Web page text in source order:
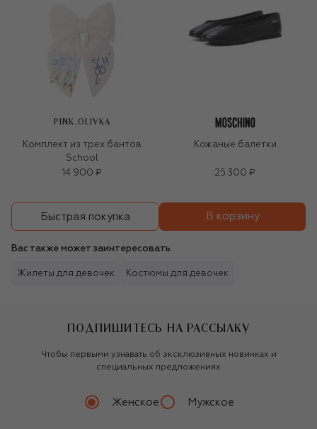
PINK.OLIVKA
Комплект из трех бантов
School
14 900 ₽
Кожаные балетки
25 300 ₽
Быстрая покупка В корзину
Вас также может заинтересовать
Жилеты для девочек Костюмы для девочек
ПОДПИШИТЕСЬ НА РАССЫЛКУ
Чтобы первыми узнавать об эксклюзивных новинках и
специальных предложениях
Женское Мужское